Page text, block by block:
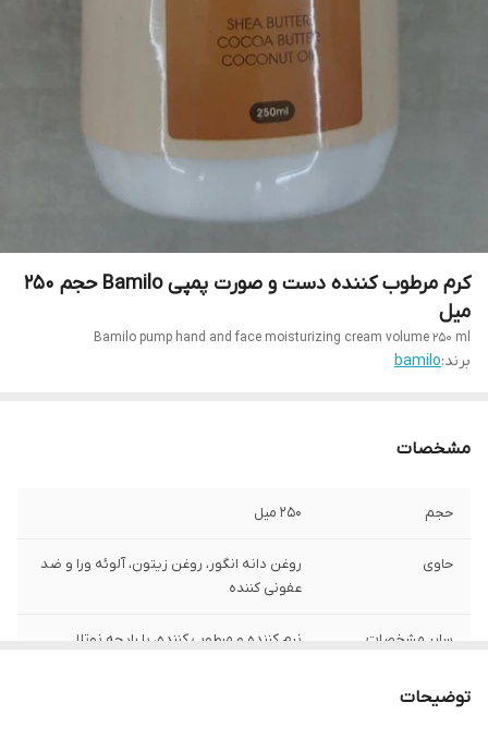
کرم مرطوب کننده دست و صورت پمپی Bamilo حجم ۲۵۰
میل
Bamilo pump hand and face moisturizing cream volume 250 ml
برند:bamilo
مشخصات
حجم ۲۵۰ میل
حاوی
روغن دانه انگور، روغن زیتون، آلوئه ورا و ضد
عفونی کننده
سایر مشخصات نرم کننده و مرطوب کننده، با رایحه نوتلا
کشور مبدا برند
توضیحات